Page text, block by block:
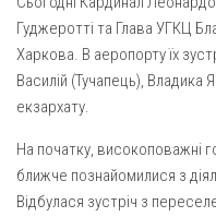
Архистратига
Покрови
Золочів)
Парафія Різдва
(Красноград)
Газета Християнський
Надруковані числа
Молитви
Рух pro-life
Гуджеротті та Глава УГКЦ
Харкова. В аеропорту їх
Василій (Тучапець),
екзархату.
На початку, високоповажні
ближче познайомилися з
Відбулася зустріч з